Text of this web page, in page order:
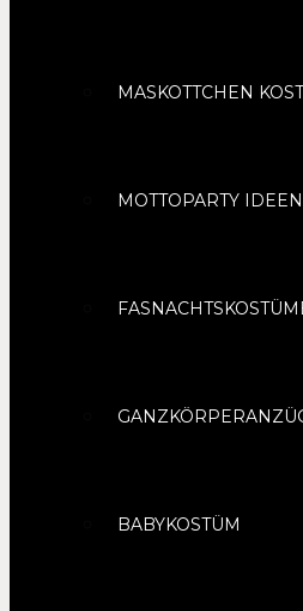
MASKOTTCHEN
MOTTOPARTY IDEEN
BABYKOSTÜM